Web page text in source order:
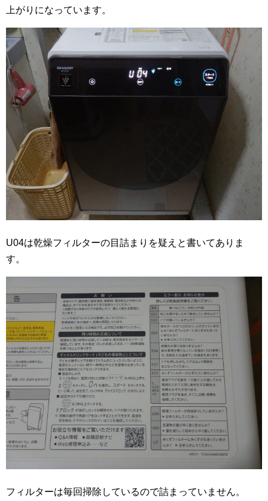
上がりになっています。
U04は乾燥フィルターの目詰まりを疑えと書いてありま
す。
フィルターは毎回掃除しているので詰まっていません。